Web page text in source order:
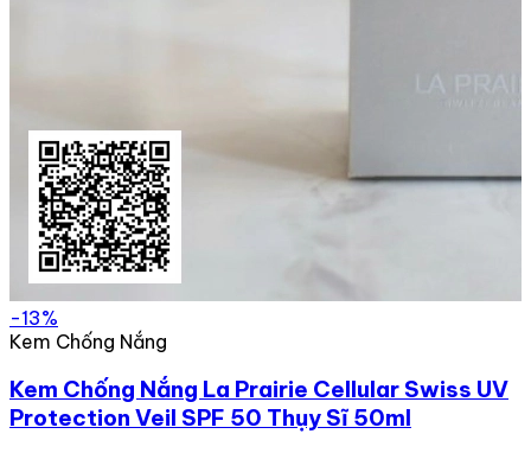
-13%
Kem Chống Nắng
Kem Chống Nắng La Prairie Cellular Swiss UV
Protection Veil SPF 50 Thụy Sĩ 50ml